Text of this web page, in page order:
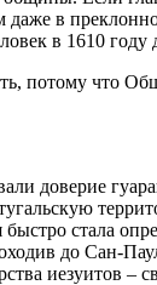
в
в 1610
потому что
доверие
стала
до Сан-
иезуитов –